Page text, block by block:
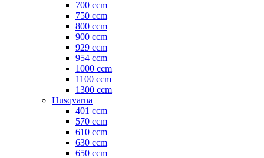
700 ccm
750 ccm
800 ccm
900 ccm
929 ccm
954 ccm
1000 ccm
1100 ccm
1300 ccm
Husqvarna
401 ccm
570 ccm
610 ccm
630 ccm
650 ccm